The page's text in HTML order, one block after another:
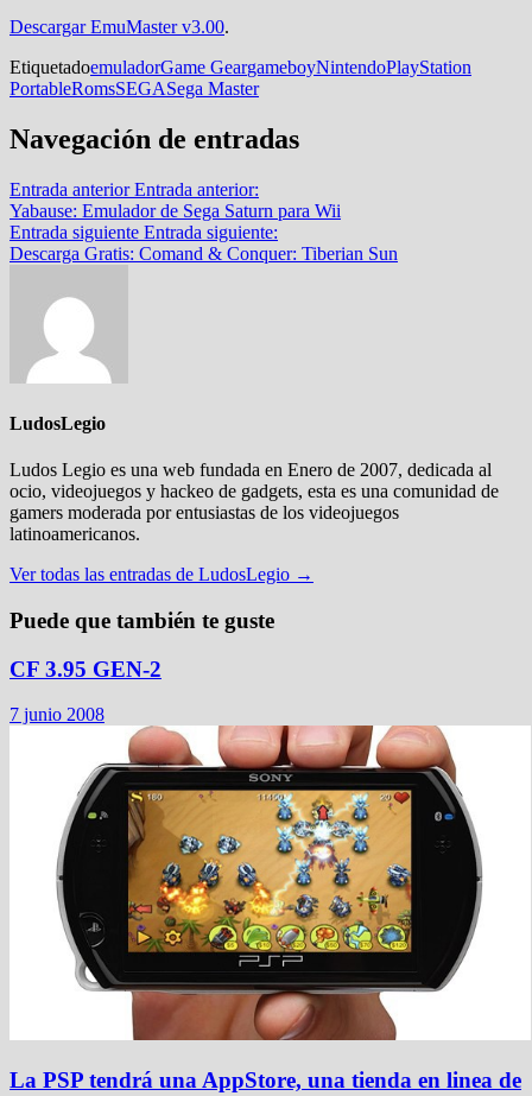
Descargar EmuMaster v3.00.
EtiquetadoemuladorGame GeargameboyNintendoPlayStation
PortableRomsSEGASega Master
Navegación de entradas
Entrada anterior Entrada anterior:
Yabause: Emulador de Sega Saturn para Wii
Entrada siguiente Entrada siguiente:
Descarga Gratis: Comand & Conquer: Tiberian Sun
LudosLegio
Ludos Legio es una web fundada en Enero de 2007, dedicada al
ocio, videojuegos y hackeo de gadgets, esta es una comunidad de
gamers moderada por entusiastas de los videojuegos
latinoamericanos.
Ver todas las entradas de LudosLegio →
Puede que también te guste
CF 3.95 GEN-2
7 junio 2008
La PSP tendrá una AppStore, una tienda en linea de